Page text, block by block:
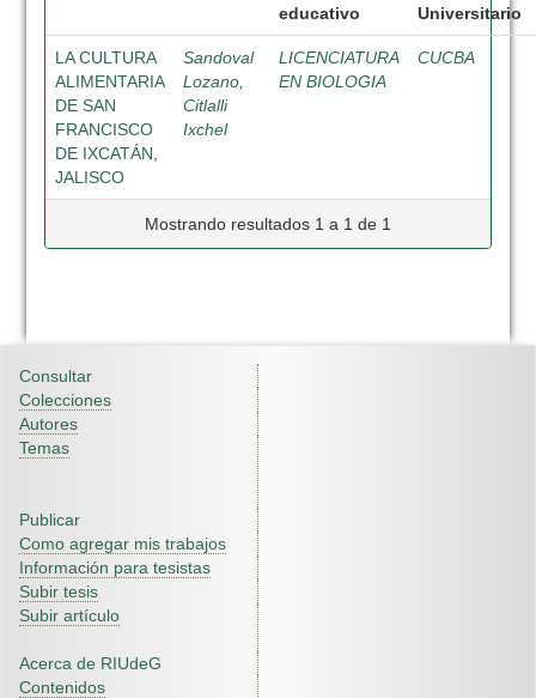
educativo
Universitario
LA CULTURA
ALIMENTARIA
DE SAN
FRANCISCO
DE IXCATÁN,
JALISCO
Sandoval
Lozano,
Citlalli
Ixchel
LICENCIATURA
EN BIOLOGIA
CUCBA
Mostrando resultados 1 a 1 de 1
Consultar
Colecciones
Autores
Temas
Publicar
Como agregar mis trabajos
Información para tesistas
Subir tesis
Subir artículo
Acerca de RIUdeG
Contenidos